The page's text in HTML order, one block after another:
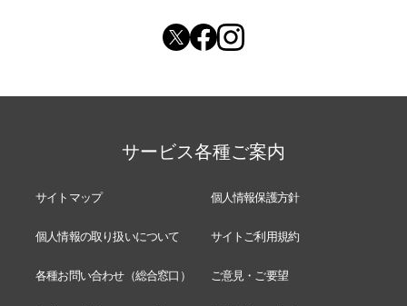
サービス各種ご案内
サイトマップ 個人情報保護方針
個人情報の取り扱いについて サイトご利用規約
各種お問い合わせ（総合窓口） ご意見・ご要望